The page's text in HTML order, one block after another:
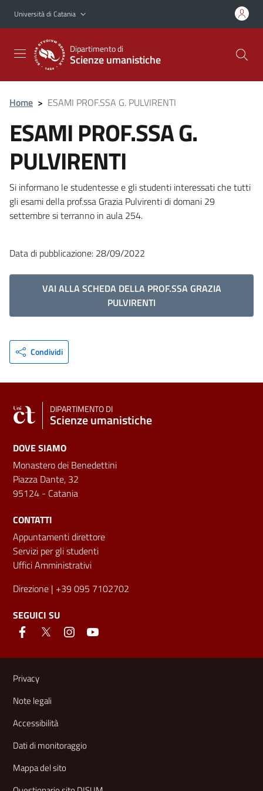
Vai al contenuto principale
Vai al menu di navigazione
Università di Catania
Dipartimento di
Scienze umanistiche
Home > ESAMI PROF.SSA G. PULVIRENTI
ESAMI PROF.SSA G.
PULVIRENTI
Si informano le studentesse e gli studenti interessati che tutti
gli esami della prof.ssa Grazia Pulvirenti di domani 29
settembre si terranno in aula 254.
Data di pubblicazione: 28/09/2022
VAI ALLA SCHEDA DELLA PROF.SSA GRAZIA
PULVIRENTI
Condividi
DIPARTIMENTO DI
Scienze umanistiche
DOVE SIAMO
Monastero dei Benedettini
Piazza Dante, 32
95124 - Catania
CONTATTI
Appuntamenti direttore
Servizi per gli studenti
Uffici Amministrativi
Direzione | +39 095 7102702
SEGUICI SU
Link e informazioni utili
Privacy
Note legali
Accessibilità
Dati di monitoraggio
Mappa del sito